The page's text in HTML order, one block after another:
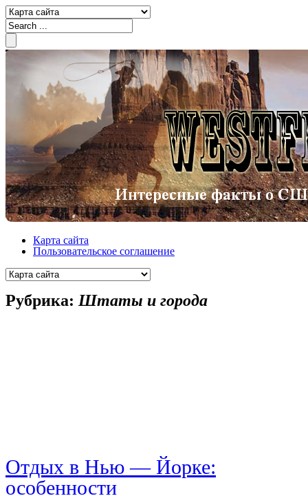
Карта сайта
Пользовательское соглашение
Рубрика: Штаты и города
Отдых в Нью — Йорке:
особенности